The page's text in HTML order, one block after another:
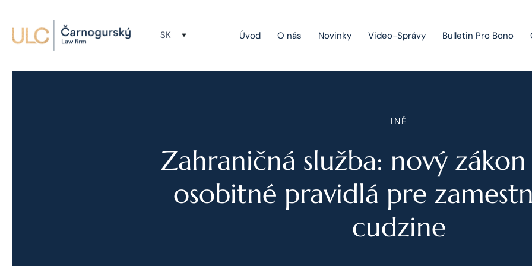
SK Úvod O nás Novinky Video-Správy Bulletin Pro Bono
Fúzie a akvizície
Právo obchodných spoločností
Právo hospodárskej súťaže
INÉ
Zahraničná služba: nový
osobitné pravidlá pre
cudzine